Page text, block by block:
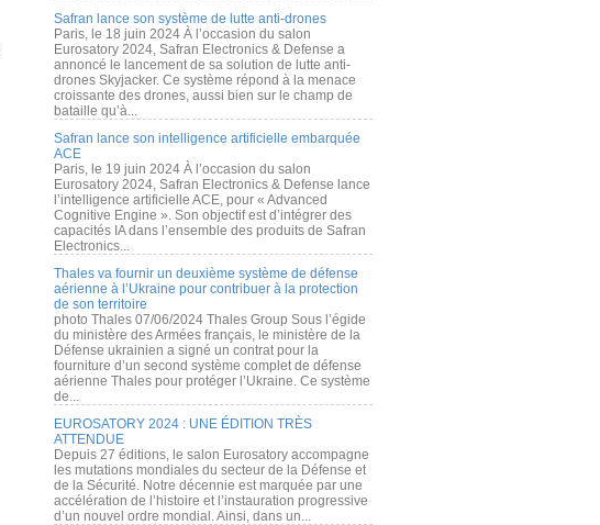
Safran lance son système de lutte anti-drones
Paris, le 18 juin 2024 À l’occasion du salon
Eurosatory 2024, Safran Electronics & Defense a
annoncé le lancement de sa solution de lutte anti-
drones Skyjacker. Ce système répond à la menace
croissante des drones, aussi bien sur le champ de
bataille qu’à...
Safran lance son intelligence artificielle embarquée
ACE
Paris, le 19 juin 2024 À l’occasion du salon
Eurosatory 2024, Safran Electronics & Defense lance
l’intelligence artificielle ACE, pour « Advanced
Cognitive Engine ». Son objectif est d’intégrer des
capacités IA dans l’ensemble des produits de Safran
Electronics...
Thales va fournir un deuxième système de défense
aérienne à l’Ukraine pour contribuer à la protection
de son territoire
photo Thales 07/06/2024 Thales Group Sous l’égide
du ministère des Armées français, le ministère de la
Défense ukrainien a signé un contrat pour la
fourniture d’un second système complet de défense
aérienne Thales pour protéger l’Ukraine. Ce système
de...
EUROSATORY 2024 : UNE ÉDITION TRÈS
ATTENDUE
Depuis 27 éditions, le salon Eurosatory accompagne
les mutations mondiales du secteur de la Défense et
de la Sécurité. Notre décennie est marquée par une
accélération de l’histoire et l’instauration progressive
d’un nouvel ordre mondial. Ainsi, dans un...